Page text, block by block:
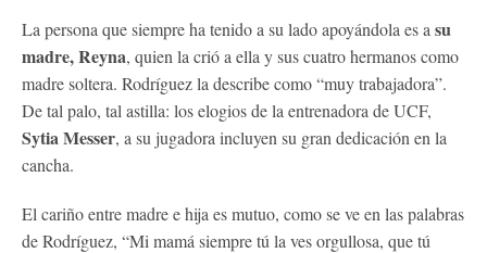
La persona que siempre ha tenido a su lado apoyándola es a su
madre, Reyna, quien la crió a ella y sus cuatro hermanos como
madre soltera. Rodríguez la describe como “muy trabajadora”.
De tal palo, tal astilla: los elogios de la entrenadora de UCF,
Sytia Messer, a su jugadora incluyen su gran dedicación en la
cancha.
El cariño entre madre e hija es mutuo, como se ve en las palabras
de Rodríguez, “Mi mamá siempre tú la ves orgullosa, que tú